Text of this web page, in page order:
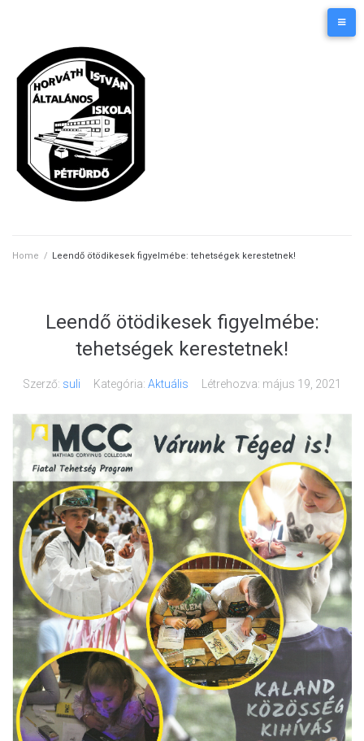
Home / Leendő ötödikesek figyelmébe: tehetségek kerestetnek!
Leendő ötödikesek figyelmébe:
tehetségek kerestetnek!
Szerző: suli Kategória: Aktuális Létrehozva: május 19, 2021